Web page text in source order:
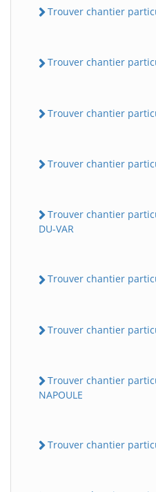
Trouver chantier
Trouver chantier
Trouver chantier
Trouver chantier
Trouver chantier
DU-VAR
Trouver chantier
Trouver chantier
Trouver chantier
NAPOULE
Trouver chantier